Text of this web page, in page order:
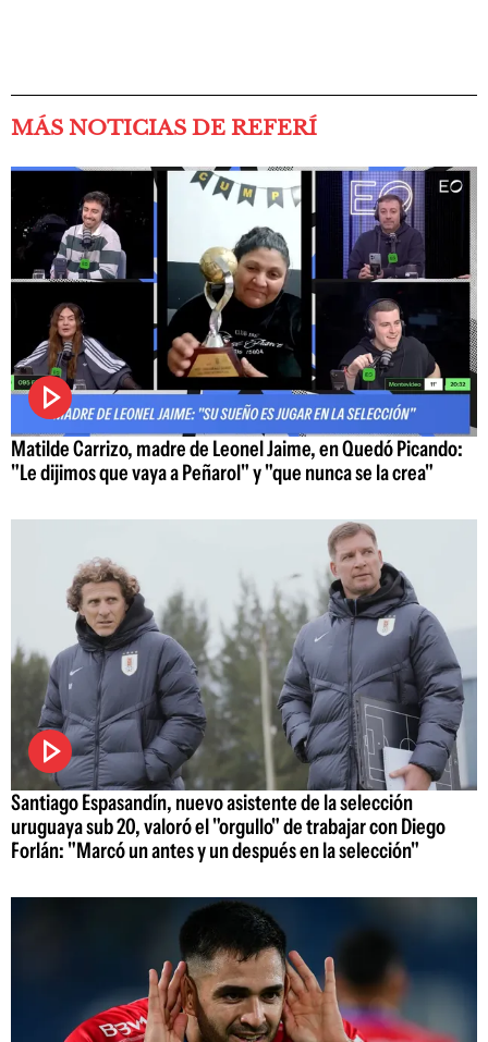
MÁS NOTICIAS DE REFERÍ
Matilde Carrizo, madre de Leonel Jaime, en Quedó Picando:
"Le dijimos que vaya a Peñarol" y "que nunca se la crea"
Santiago Espasandín, nuevo asistente de la selección
uruguaya sub 20, valoró el "orgullo" de trabajar con Diego
Forlán: "Marcó un antes y un después en la selección"